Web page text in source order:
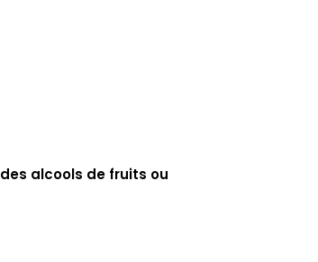
alcools de fruits ou